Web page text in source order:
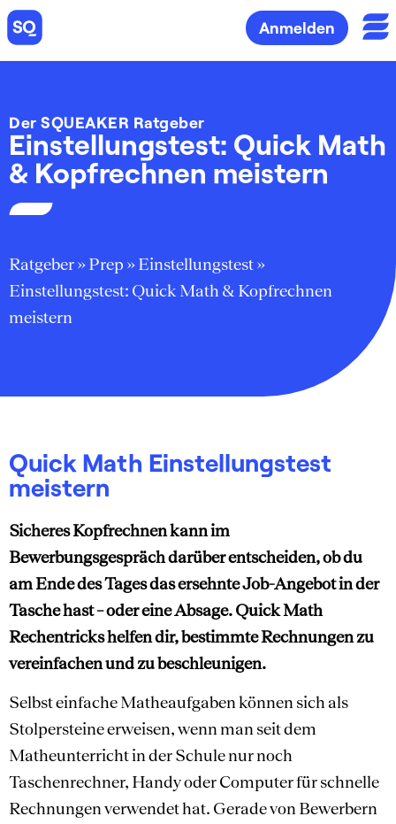
Anmelden
Der SQUEAKER Ratgeber
Einstellungstest: Quick Math
& Kopfrechnen meistern
Ratgeber»Prep »Einstellungstest»
Einstellungstest: Quick Math & Kopfrechnen
meistern
Quick Math Einstellungstest
meistern
Sicheres Kopfrechnen kann im
Bewerbungsgespräch darüber entscheiden, ob du
am Ende des Tages das ersehnte Job-Angebot in der
Tasche hast – oder eine Absage. Quick Math
Rechentricks helfen dir, bestimmte Rechnungen zu
vereinfachen und zu beschleunigen.
Selbst einfache Matheaufgaben können sich als
Stolpersteine erweisen, wenn man seit dem
Matheunterricht in der Schule nur noch
Taschenrechner, Handy oder Computer für schnelle
Rechnungen verwendet hat. Gerade von Bewerbern